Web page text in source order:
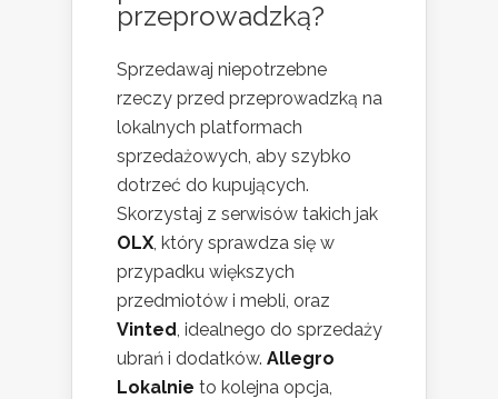
przeprowadzką?
Sprzedawaj niepotrzebne
rzeczy przed przeprowadzką na
lokalnych platformach
sprzedażowych, aby szybko
dotrzeć do kupujących.
Skorzystaj z serwisów takich jak
OLX, który sprawdza się w
przypadku większych
przedmiotów i mebli, oraz
Vinted , idealnego do sprzedaży
ubrań i dodatków. Allegro
Lokalnie to kolejna opcja,